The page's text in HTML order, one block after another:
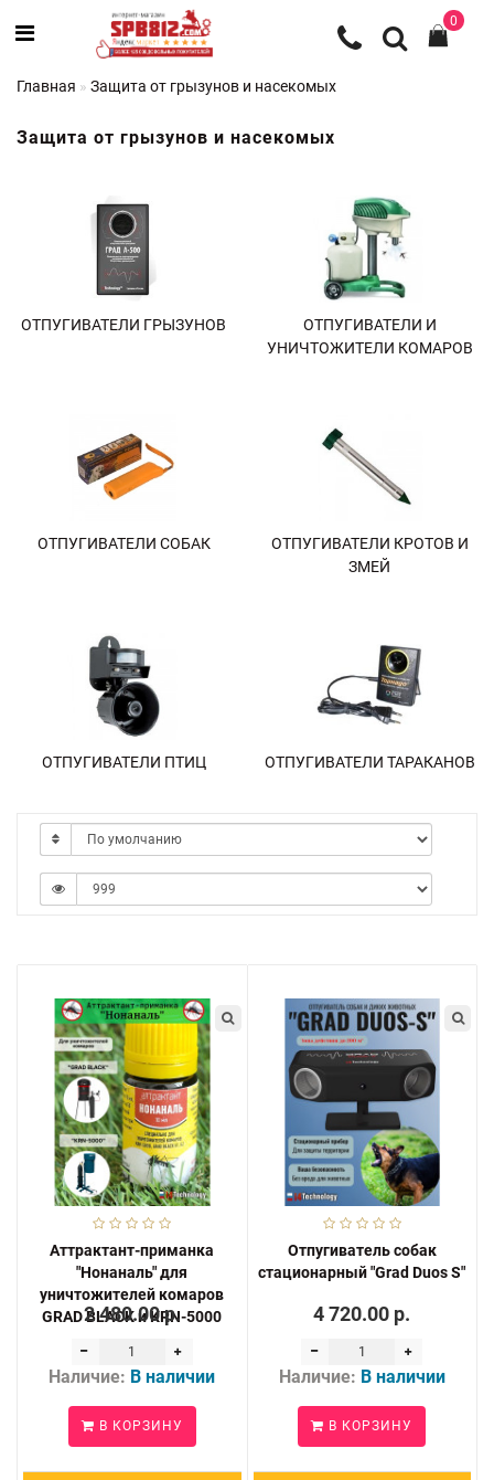
0
Главная Защита от грызунов и насекомых
Защита от грызунов и насекомых
ОТПУГИВАТЕЛИ ГРЫЗУНОВ
ОТПУГИВАТЕЛИ И
УНИЧТОЖИТЕЛИ КОМАРОВ
ОТПУГИВАТЕЛИ СОБАК
ОТПУГИВАТЕЛИ КРОТОВ И
ЗМЕЙ
ОТПУГИВАТЕЛИ ПТИЦ ОТПУГИВАТЕЛИ ТАРАКАНОВ
Аттрактант-приманка
"Нонаналь" для
уничтожителей комаров
GRAD BLACK и KRN-5000
2 480.00 р.
Наличие: В наличии
В КОРЗИНУ
Отпугиватель собак
стационарный "Grad Duos S"
4 720.00 р.
Наличие: В наличии
В КОРЗИНУ